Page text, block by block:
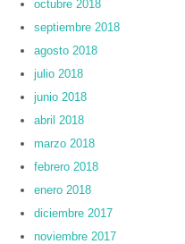
octubre 2018
septiembre 2018
agosto 2018
julio 2018
junio 2018
abril 2018
marzo 2018
febrero 2018
enero 2018
diciembre 2017
noviembre 2017